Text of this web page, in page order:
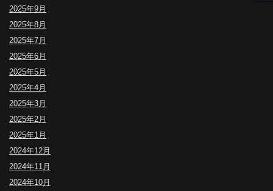
2025年9月
2025年8月
2025年7月
2025年6月
2025年5月
2025年4月
2025年3月
2025年2月
2025年1月
2024年12月
2024年11月
2024年10月